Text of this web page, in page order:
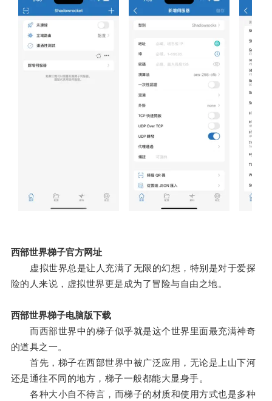
西部世界梯子官方网址
虚拟世界总是让人充满了无限的幻想，特别是对于爱探
险的人来说，虚拟世界更是成为了冒险与自由之地。
西部世界梯子电脑版下载
而西部世界中的梯子似乎就是这个世界里面最充满神奇
的道具之一。
首先，梯子在西部世界中被广泛应用，无论是上山下河
还是通往不同的地方，梯子一般都能大显身手。
各种大小自不待言，而梯子的材质和使用方式也是多种